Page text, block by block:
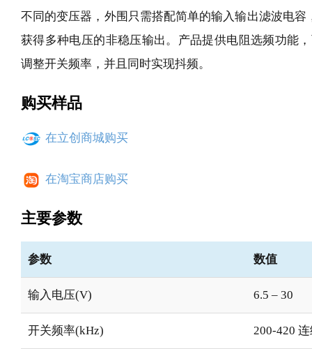
不同的变压器，外围只需搭配简单的输入输出滤波电
获得多种电压的非稳压输出。产品提供电阻选频功能
调整开关频率，并且同时实现抖频。
购买样品
在立创商城购买
在淘宝商店购买
主要参数
参数 数值
输入电压(V) 6.5 – 30
开关频率(kHz) 200-420